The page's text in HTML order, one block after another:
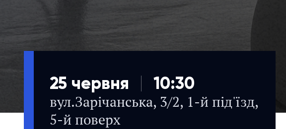
25 червня 10:30
вул.Зарічанська, 3/2, 1-й під'їзд,
5-й поверх